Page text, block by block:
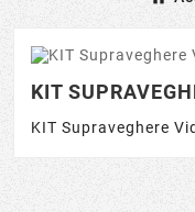
KIT
KIT Supraveghere